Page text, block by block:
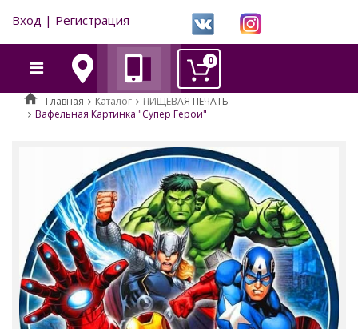
Вход | Регистрация
0
Главная Каталог
ПИЩЕВАЯ ПЕЧАТЬ
Вафельная Картинка "Супер Герои"